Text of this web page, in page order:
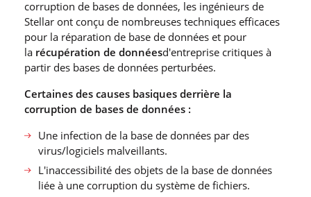
corruption de bases de données, les ingénieurs de
Stellar ont conçu de nombreuses techniques efficaces
pour la réparation de base de données et pour
la récupération de donnéesd′entreprise critiques à
partir des bases de données perturbées.
Certaines des causes basiques derrière la
corruption de bases de données :
Une infection de la base de données par des
virus/logiciels malveillants.
L′inaccessibilité des objets de la base de données
liée à une corruption du système de fichiers.